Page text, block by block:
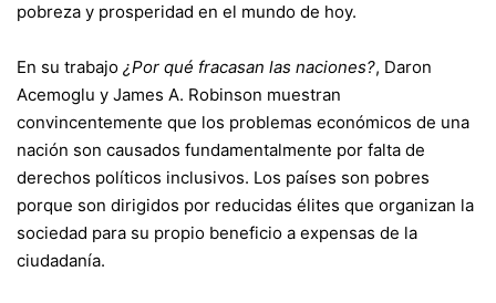
pobreza y prosperidad en el mundo de hoy.
En su trabajo ¿Por qué fracasan las naciones?, Daron
Acemoglu y James A. Robinson muestran
convincentemente que los problemas económicos de una
nación son causados fundamentalmente por falta de
derechos políticos inclusivos. Los países son pobres
porque son dirigidos por reducidas élites que organizan la
sociedad para su propio beneficio a expensas de la
ciudadanía.